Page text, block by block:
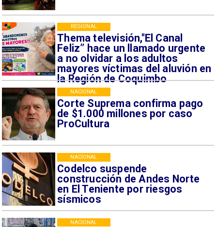
Thema televisión,"El Canal
Feliz” hace un llamado urgente
a no olvidar a los adultos
mayores víctimas del aluvión en
la Región de Coquimbo
REGIONAL
Corte Suprema confirma pago
de $1.000 millones por caso
ProCultura
NACIONAL
Codelco suspende
construcción de Andes Norte
en El Teniente por riesgos
sísmicos
NACIONAL
NACIONAL